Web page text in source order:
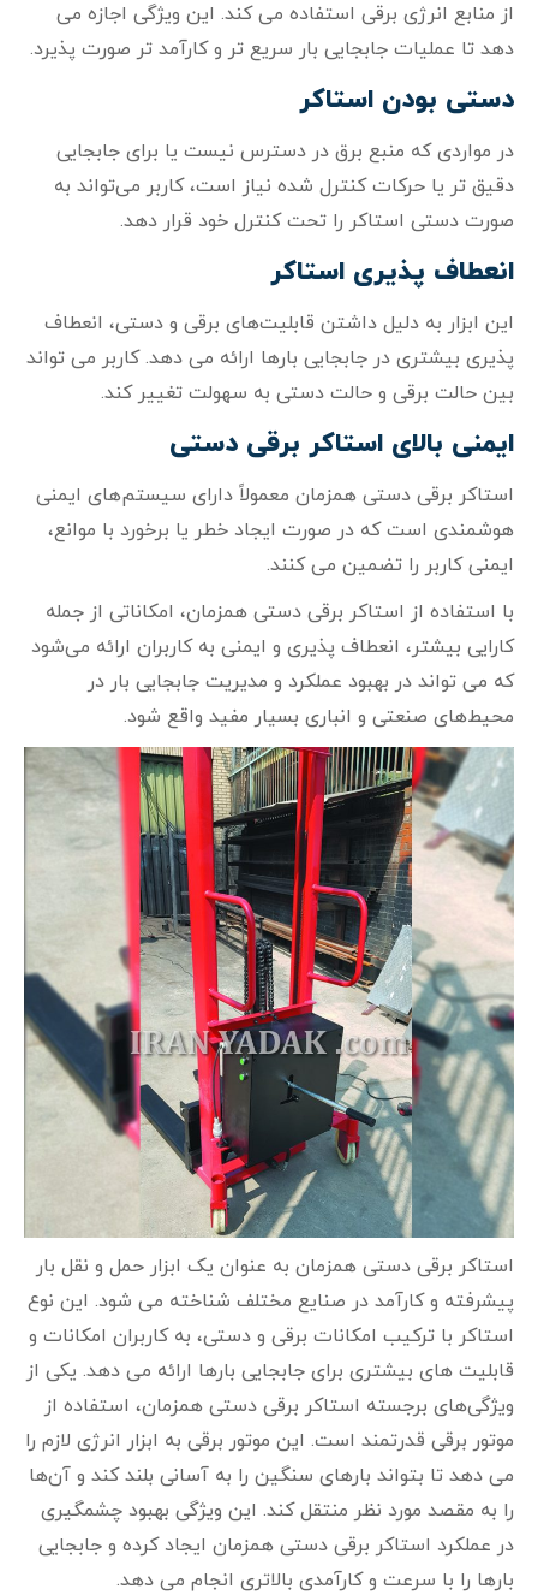
از منابع انرژی برقی استفاده می‌ کند. این ویژگی اجازه می‌
دهد تا عملیات جابجایی بار سریع‌ تر و کارآمد تر صورت پذیرد.
دستی بودن استاکر
در مواردی که منبع برق در دسترس نیست یا برای جابجایی
دقیق‌ تر یا حرکات کنترل‌ شده نیاز است، کاربر می‌تواند به
صورت دستی استاکر را تحت کنترل خود قرار دهد.
انعطاف‌ پذیری استاکر
این ابزار به دلیل داشتن قابلیت‌های برقی و دستی، انعطاف‌
پذیری بیشتری در جابجایی بارها ارائه می‌ دهد. کاربر می‌ تواند
بین حالت برقی و حالت دستی به سهولت تغییر کند.
ایمنی بالای استاکر برقی دستی
استاکر برقی دستی همزمان معمولاً دارای سیستم‌های ایمنی
هوشمندی است که در صورت ایجاد خطر یا برخورد با موانع،
ایمنی کاربر را تضمین می‌ کنند.
با استفاده از استاکر برقی دستی همزمان، امکاناتی از جمله
کارایی بیشتر، انعطاف‌ پذیری و ایمنی به کاربران ارائه می‌شود
که می‌ تواند در بهبود عملکرد و مدیریت جابجایی بار در
محیط‌های صنعتی و انباری بسیار مفید واقع شود.
استاکر برقی دستی همزمان به عنوان یک ابزار حمل و نقل بار
پیشرفته و کارآمد در صنایع مختلف شناخته می‌ شود. این نوع
استاکر با ترکیب امکانات برقی و دستی، به کاربران امکانات و
قابلیت‌ های بیشتری برای جابجایی بارها ارائه می‌ دهد. یکی از
ویژگی‌های برجسته استاکر برقی دستی همزمان، استفاده از
موتور برقی قدرتمند است. این موتور برقی به ابزار انرژی لازم را
می‌ دهد تا بتواند بارهای سنگین را به آسانی بلند کند و آن‌ها
را به مقصد مورد نظر منتقل کند. این ویژگی بهبود چشمگیری
در عملکرد استاکر برقی دستی همزمان ایجاد کرده و جابجایی
بارها را با سرعت و کارآمدی بالاتری انجام می دهد.